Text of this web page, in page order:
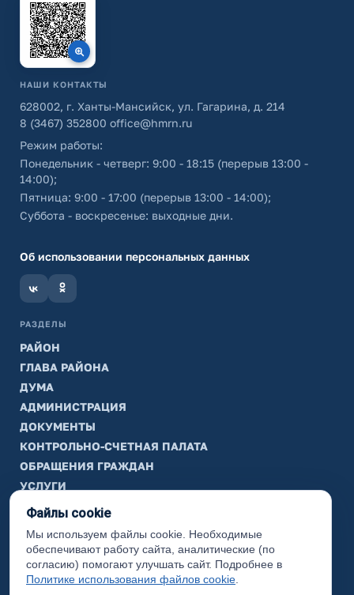
НАШИ КОНТАКТЫ
628002, г. Ханты-Мансийск, ул. Гагарина, д. 214
8 (3467) 352800 office@hmrn.ru
Режим работы:
Понедельник - четверг: 9:00 - 18:15 (перерыв 13:00 -
14:00);
Пятница: 9:00 - 17:00 (перерыв 13:00 - 14:00);
Суббота - воскресенье: выходные дни.
Об использовании персональных данных
РАЗДЕЛЫ
РАЙОН
ГЛАВА РАЙОНА
ДУМА
АДМИНИСТРАЦИЯ
ДОКУМЕНТЫ
КОНТРОЛЬНО-СЧЕТНАЯ ПАЛАТА
ОБРАЩЕНИЯ ГРАЖДАН
УСЛУГИ
ТИК
ИНФОРМАЦИЯ
Законодательная карта
Карта сайта
Файлы cookie
Мы используем файлы cookie. Необходимые
обеспечивают работу сайта, аналитические (по
согласию) помогают улучшать сайт. Подробнее в
Политике использования файлов cookie